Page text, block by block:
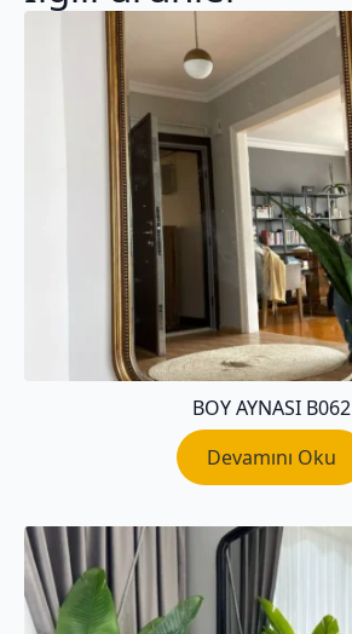
BOY AYNASI B062
Devamını Oku